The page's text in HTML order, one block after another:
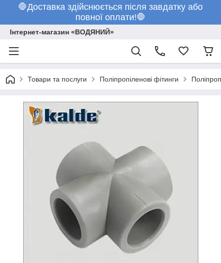
🛑Доставка здійснюється після завдатку або
повної оплати!🛑
Інтернет-магазин «ВОДЯНИЙ»
Товари та послуги Поліпропіленові фітинги